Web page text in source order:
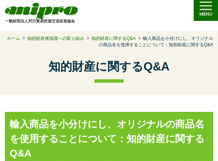
一般財団法人対日貿易投資交流促進協会
ホーム > 知的財産権保護への取り組み > 知的財産に関するQ&A > 輸入商品を小分けにし、オリジナル
の商品名を使用することについて：知的財産に関するQ&A
知的財産に関するQ&A
輸入商品を小分けにし、オリジナルの商品名
を使用することについて：知的財産に関する
Q&A